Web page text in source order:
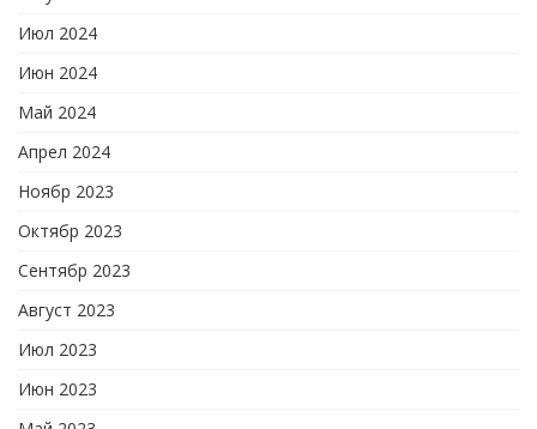
Июл 2024
Июн 2024
Май 2024
Апрел 2024
Ноябр 2023
Октябр 2023
Сентябр 2023
Август 2023
Июл 2023
Июн 2023